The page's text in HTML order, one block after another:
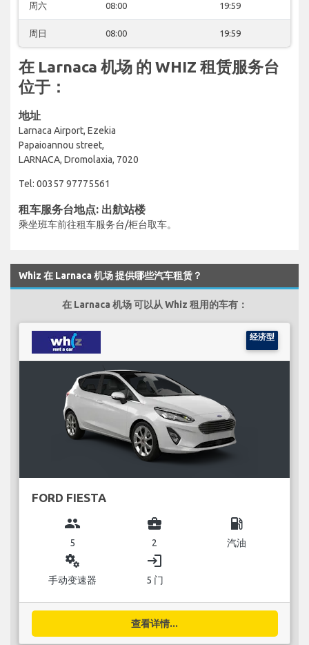
周六 08:00 19:59
周日 08:00 19:59
在 Larnaca 机场 的 WHIZ 租赁服务台
位于：
地址
Larnaca Airport, Ezekia
Papaioannou street,
LARNACA, Dromolaxia, 7020
Tel: 00357 97775561
租车服务台地点: 出航站楼
乘坐班车前往租车服务台/柜台取车。
Whiz 在 Larnaca 机场 提供哪些汽车租赁？
在 Larnaca 机场 可以从 Whiz 租用的车有：
经济型
FORD FIESTA
group
5
business_center
2
local_gas_station
汽油
miscellaneous_services
手动变速器
login
5 门
查看详情...